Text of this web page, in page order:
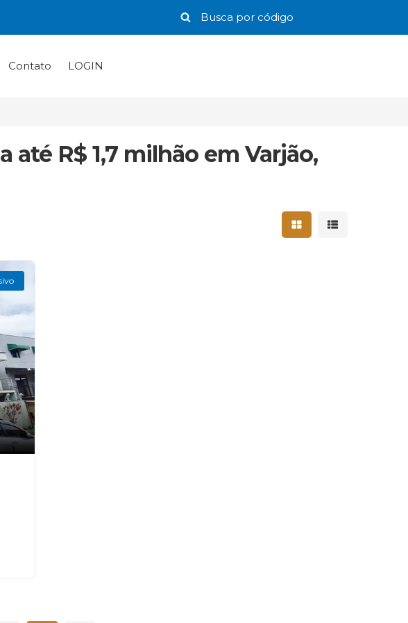
Contato LOGIN
até R$ 1,7 milhão em Varjão,
Mostrar resultados
Mostrar